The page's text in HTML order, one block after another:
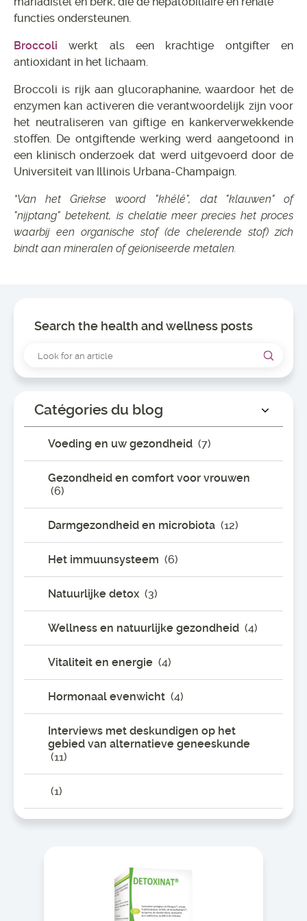
Search the health and wellness posts
Catégories du blog
Voeding en uw gezondheid (7)
Gezondheid en comfort voor vrouwen
(6)
Darmgezondheid en microbiota (12)
Het immuunsysteem (6)
Natuurlijke detox (3)
Wellness en natuurlijke gezondheid (4)
Vitaliteit en energie (4)
Hormonaal evenwicht (4)
Interviews met deskundigen op het
gebied van alternatieve geneeskunde
(11)
(1)
functies ondersteunen.
Broccoli
werkt als een krachtige ontgifter en
antioxidant in het lichaam.
Broccoli is rijk aan glucoraphanine, waardoor het de
enzymen kan activeren die verantwoordelijk zijn voor
het neutraliseren van giftige en kankerverwekkende
stoffen. De ontgiftende werking werd aangetoond in
een klinisch onderzoek dat werd uitgevoerd door de
Universiteit van Illinois Urbana-Champaign.
*Van het Griekse woord "khêlê", dat "klauwen" of
"nijptang" betekent, is chelatie meer precies het proces
waarbij een organische stof (de chelerende stof) zich
bindt aan mineralen of geïoniseerde metalen.